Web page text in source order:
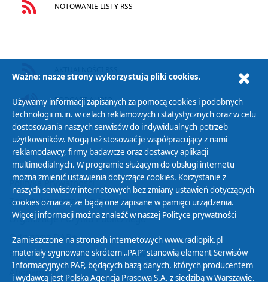
NOTOWANIE LISTY RSS
PODCAST AUDIO
Polityka Prywatności
Zasady korzystania z Serwisu
Organizacje Pożytku Publicznego
Cyfryzacja DAB+
Polityka ochrony danych osobowych
Abonament
Ważne: nasze strony wykorzystują pliki cookies.
Używamy informacji zapisanych za pomocą cookies i podobnych
technologii m.in. w celach reklamowych i statystycznych oraz w celu
dostosowania naszych serwisów do indywidualnych potrzeb
użytkowników. Mogą też stosować je współpracujący z nami
reklamodawcy, firmy badawcze oraz dostawcy aplikacji
multimedialnych. W programie służącym do obsługi internetu
można zmienić ustawienia dotyczące cookies. Korzystanie z
naszych serwisów internetowych bez zmiany ustawień dotyczących
cookies oznacza, że będą one zapisane w pamięci urządzenia.
Więcej informacji można znaleźć w naszej Polityce prywatności
Zamieszczone na stronach internetowych www.radiopik.pl
materiały sygnowane skrótem „PAP” stanowią element Serwisów
Informacyjnych PAP, będących bazą danych, których producentem
i wydawcą jest Polska Agencja Prasowa S.A. z siedzibą w Warszawie.